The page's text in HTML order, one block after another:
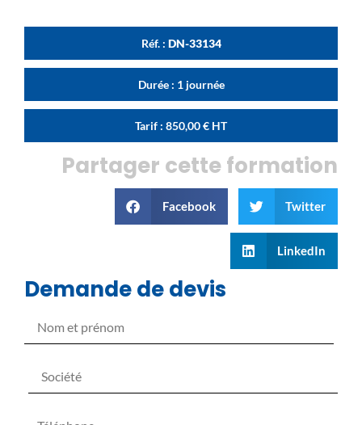
Réf. : DN-33134
Durée : 1 journée
Tarif : 850,00€ HT
Partager cette formation
Facebook Twitter
LinkedIn
Demande de devis